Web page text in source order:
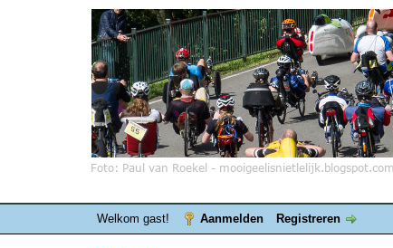
Welkom gast! Aanmelden Registreren